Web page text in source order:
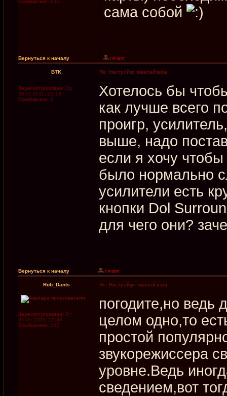
Сообщения: 425
сама собой
Вернуться к началу
BTK Re: Настройки эквалайзера
Зарегистрирован: Ср
30.11.2011, 22:13
Сообщения: 2
Хотелось бы
как лучше всего
проигр,
выше, надо
если я хочу
было нормально
усилители есть
кнопки Dol
для чего они?
Вернуться к началу
Rob_Dants Re: Настройки эквалайзера
Зарегистрирован: Вт
05.05.2009, 00:33
Сообщения: 202
погодите,но ведь
целом одно,то
простой
звукорежиссера
уровне.Ведь
сведением,вот